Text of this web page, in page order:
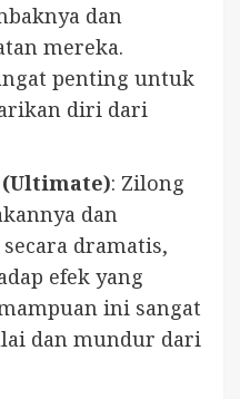
dan
mereka.
penting untuk
diri dari
: Zilong
dan
dramatis,
efek yang
ini sangat
dan mundur dari